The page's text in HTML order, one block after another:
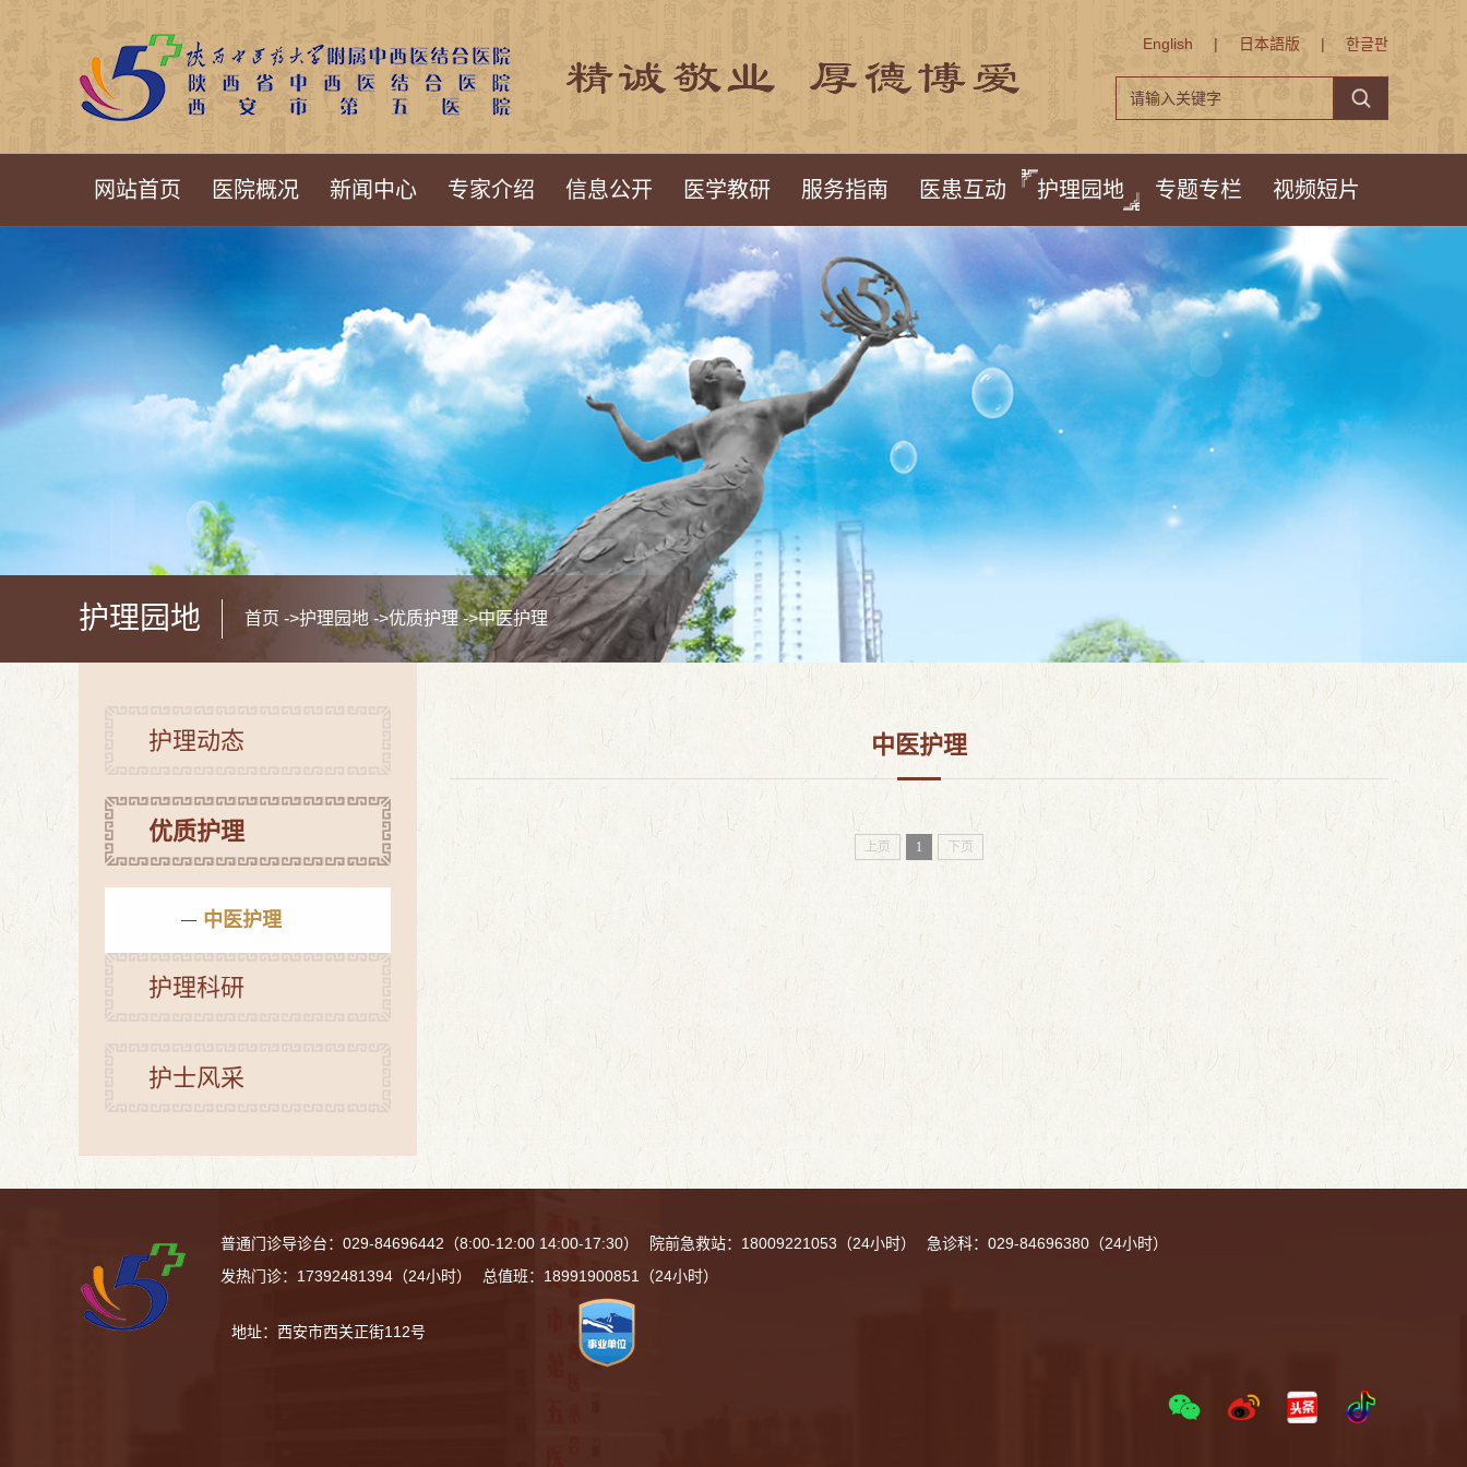
English | 日本語版 | 한글판
网站首页 医院概况 新闻中心 专家介绍 信息公开 医学教研 服务指南 医患互动 护理园地 专题专栏 视频短片
护理园地 首页 ->护理园地->优质护理->中医护理
护理动态
优质护理
中医护理
护理科研
护士风采
中医护理
上页 1 下页
普通门诊导诊台：029-84696442（8:00-12:00 14:00-17:30） 院前急救站：18009221053（24小时）
急诊科：029-84696380（24小时）
发热门诊：17392481394（24小时）
总值班：18991900851（24小时）
地址：西安市西关正街112号